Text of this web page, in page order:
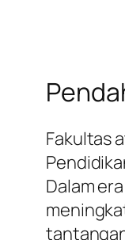
Fakultas
Dalam